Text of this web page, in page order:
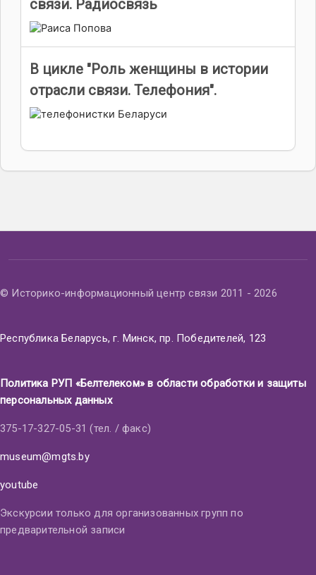
связи. Радиосвязь
В цикле "Роль женщины в истории
отрасли связи. Телефония".
© Историко-информационный центр связи 2011 - 2026
Республика Беларусь, г. Минск, пр. Победителей, 123
Политика РУП «Белтелеком» в области обработки и защиты
персональных данных
375-17-327-05-31 (тел. / факс)
museum@mgts.by
youtube
Экскурсии только для организованных групп по
предварительной записи